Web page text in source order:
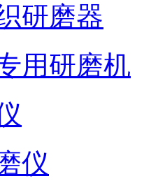
研磨器
用研磨机
仪